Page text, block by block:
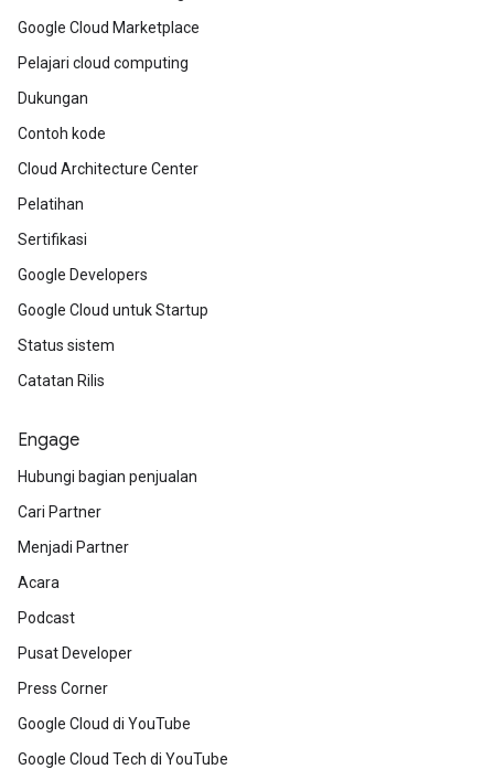
Google Cloud Marketplace
Pelajari cloud computing
Dukungan
Contoh kode
Cloud Architecture Center
Pelatihan
Sertifikasi
Google Developers
Google Cloud untuk Startup
Status sistem
Catatan Rilis
Engage
Hubungi bagian penjualan
Cari Partner
Menjadi Partner
Acara
Podcast
Pusat Developer
Press Corner
Google Cloud di YouTube
Google Cloud Tech di YouTube